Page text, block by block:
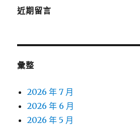
近期留言
彙整
2026 年 7 月
2026 年 6 月
2026 年 5 月